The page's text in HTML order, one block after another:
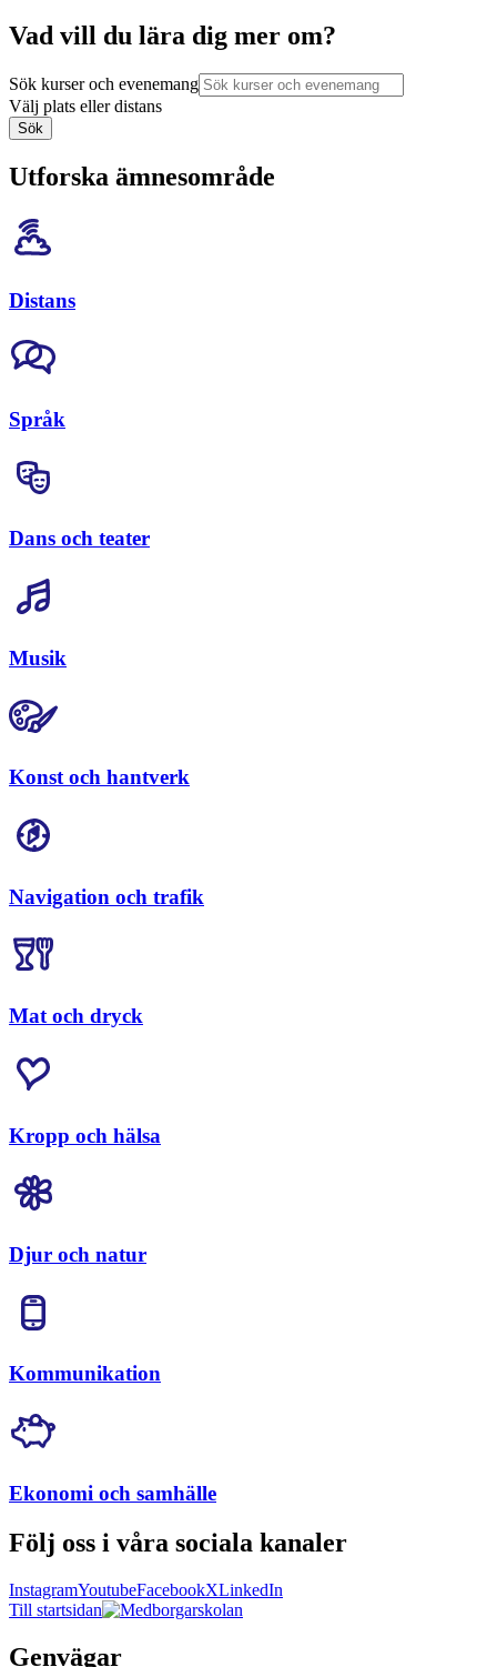
Vad vill du lära dig mer om?
Sök kurser och evenemang
Välj plats eller distans
Sök
Utforska ämnesområde
Distans
Språk
Dans och teater
Musik
Konst och hantverk
Navigation och trafik
Mat och dryck
Kropp och hälsa
Djur och natur
Kommunikation
Ekonomi och samhälle
Följ oss i våra sociala kanaler
InstagramYoutubeFacebookXLinkedIn
Till startsidan
Genvägar